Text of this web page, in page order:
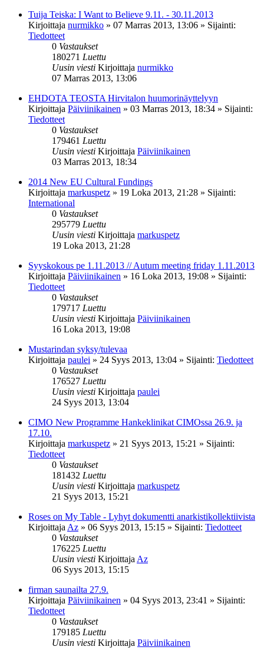
Tuija Teiska: I Want to Believe 9.11. - 30.11.2013
Kirjoittaja nurmikko » 07 Marras 2013, 13:06 » Sijainti:
Tiedotteet
0 Vastaukset
180271 Luettu
Uusin viesti Kirjoittaja nurmikko
07 Marras 2013, 13:06
EHDOTA TEOSTA Hirvitalon huumorinäyttelyyn
Kirjoittaja Päiviinikainen » 03 Marras 2013, 18:34 » Sijainti:
Tiedotteet
0 Vastaukset
179461 Luettu
Uusin viesti Kirjoittaja Päiviinikainen
03 Marras 2013, 18:34
2014 New EU Cultural Fundings
Kirjoittaja markuspetz » 19 Loka 2013, 21:28 » Sijainti:
International
0 Vastaukset
295779 Luettu
Uusin viesti Kirjoittaja markuspetz
19 Loka 2013, 21:28
Syyskokous pe 1.11.2013 // Autum meeting friday 1.11.2013
Kirjoittaja Päiviinikainen » 16 Loka 2013, 19:08 » Sijainti:
Tiedotteet
0 Vastaukset
179717 Luettu
Uusin viesti Kirjoittaja Päiviinikainen
16 Loka 2013, 19:08
Mustarindan syksy/tulevaa
Kirjoittaja paulei » 24 Syys 2013, 13:04 » Sijainti: Tiedotteet
0 Vastaukset
176527 Luettu
Uusin viesti Kirjoittaja paulei
24 Syys 2013, 13:04
CIMO New Programme Hankeklinikat CIMOssa 26.9. ja
17.10.
Kirjoittaja markuspetz » 21 Syys 2013, 15:21 » Sijainti:
Tiedotteet
0 Vastaukset
181432 Luettu
Uusin viesti Kirjoittaja markuspetz
21 Syys 2013, 15:21
Roses on My Table - Lyhyt dokumentti anarkistikollektiivista
Kirjoittaja Az » 06 Syys 2013, 15:15 » Sijainti: Tiedotteet
0 Vastaukset
176225 Luettu
Uusin viesti Kirjoittaja Az
06 Syys 2013, 15:15
firman saunailta 27.9.
Kirjoittaja Päiviinikainen » 04 Syys 2013, 23:41 » Sijainti:
Tiedotteet
0 Vastaukset
179185 Luettu
Uusin viesti Kirjoittaja Päiviinikainen